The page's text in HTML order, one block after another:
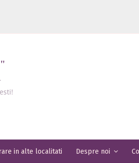
in alte localitati Despre noi